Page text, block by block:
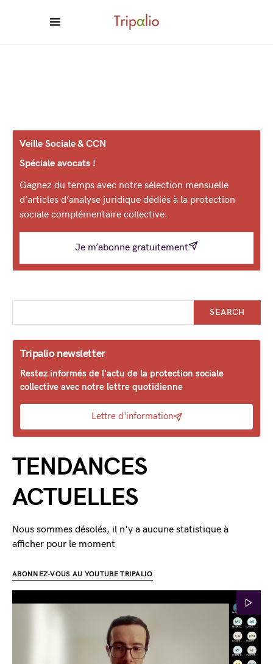
Veille Sociale & CCN
Spéciale avocats !
Gagnez du temps avec notre sélection mensuelle
d’articles d’analyse juridique dédiés à la protection
sociale complémentaire collective.
Je m’abonne gratuitement
SEARCH
Tripalio newsletter
Restez informés de l'actu de la protection sociale
collective avec notre lettre quotidienne
Lettre d'information
TENDANCES
ACTUELLES
Nous sommes désolés, il n'y a aucune statistique à
afficher pour le moment
ABONNEZ-VOUS AU YOUTUBE TRIPALIO